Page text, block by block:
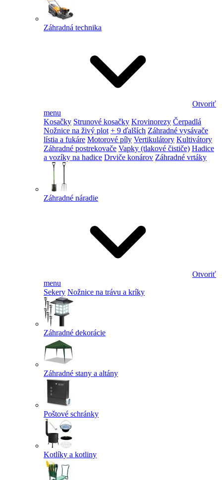
Záhradná technika
Otvoriť
menu
Kosačky Strunové kosačky Krovinorezy Čerpadlá
Nožnice na živý plot + 9 ďalších Záhradné vysávače
lístia a fukáre Motorové píly Vertikulátory Kultivátory
Záhradné postrekovače Vapky (tlakové čističe) Hadice
a vozíky na hadice Drviče konárov Záhradné vrtáky
Záhradné náradie
Otvoriť
menu
Sekery Nožnice na trávu a kríky
Záhradné dekorácie
Záhradné stany a altány
Poštové schránky
Kotlíky a kotliny